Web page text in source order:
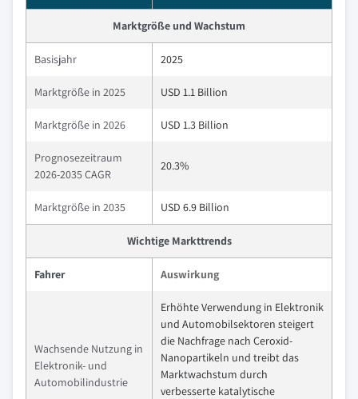
Marktgröße und Wachstum
Basisjahr 2025
Marktgröße in 2025 USD 1.1 Billion
Marktgröße in 2026 USD 1.3 Billion
Prognosezeitraum
2026-2035 CAGR
20.3%
Marktgröße in 2035 USD 6.9 Billion
Wichtige Markttrends
Fahrer Auswirkung
Wachsende Nutzung in
Elektronik- und
Automobilindustrie
Erhöhte Verwendung in Elektronik
und Automobilsektoren steigert
die Nachfrage nach Ceroxid-
Nanopartikeln und treibt das
Marktwachstum durch
verbesserte katalytische